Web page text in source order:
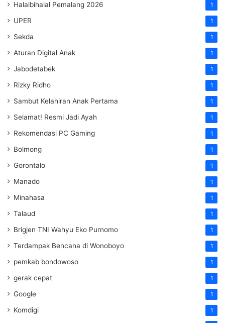
Halalbihalal Pemalang 2026 1
UPER 1
Sekda 1
Aturan Digital Anak 1
Jabodetabek 1
Rizky Ridho 1
Sambut Kelahiran Anak Pertama 1
Selamat! Resmi Jadi Ayah 1
Rekomendasi PC Gaming 1
Bolmong 1
Gorontalo 1
Manado 1
Minahasa 1
Talaud 1
Brigjen TNI Wahyu Eko Purnomo 1
Terdampak Bencana di Wonoboyo 1
pemkab bondowoso 1
gerak cepat 1
Google 1
Komdigi 1